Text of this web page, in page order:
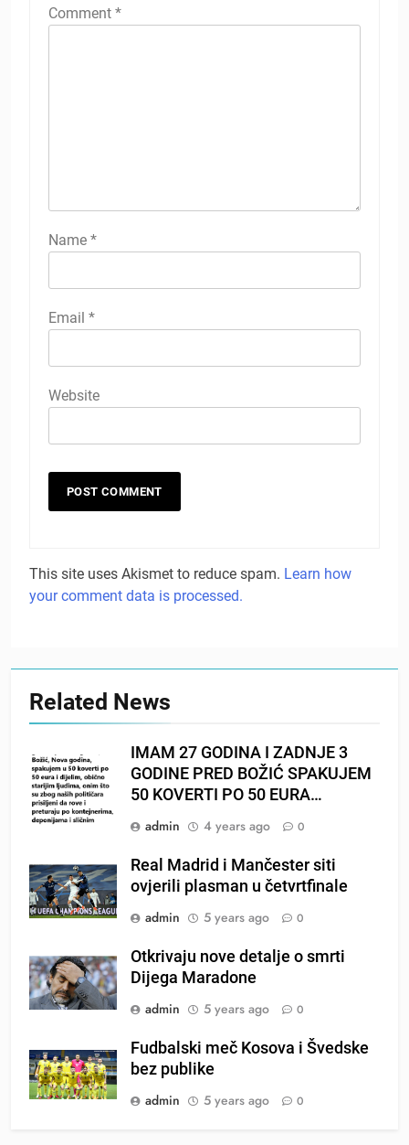
Comment *
Name *
Email *
Website
This site uses Akismet to reduce spam. Learn how
your comment data is processed.
Related News
IMAM 27 GODINA I ZADNJE 3
GODINE PRED BOŽIĆ SPAKUJEM
50 KOVERTI PO 50 EURA…
admin
4 years ago 0
Real Madrid i Mančester siti
ovjerili plasman u četvrtfinale
admin
5 years ago 0
Otkrivaju nove detalje o smrti
Dijega Maradone
admin
5 years ago 0
Fudbalski meč Kosova i Švedske
bez publike
admin
5 years ago 0